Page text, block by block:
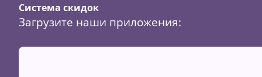
Система скидок
Загрузите наши приложения: